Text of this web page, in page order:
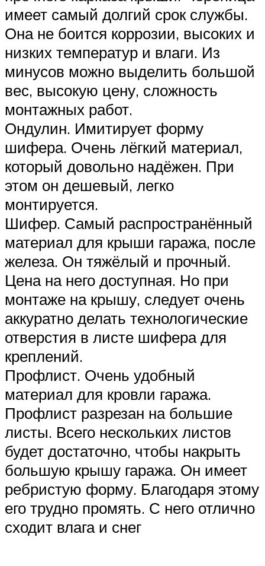
имеет самый долгий срок службы.
Она не боится коррозии, высоких и
низких температур и влаги. Из
минусов можно выделить большой
вес, высокую цену, сложность
монтажных работ.
Ондулин. Имитирует форму
шифера. Очень лёгкий материал,
который довольно надёжен. При
этом он дешевый, легко
монтируется.
Шифер. Самый распространённый
материал для крыши гаража, после
железа. Он тяжёлый и прочный.
Цена на него доступная. Но при
монтаже на крышу, следует очень
аккуратно делать технологические
отверстия в листе шифера для
креплений.
Профлист. Очень удобный
материал для кровли гаража.
Профлист разрезан на большие
листы. Всего нескольких листов
будет достаточно, чтобы накрыть
большую крышу гаража. Он имеет
ребристую форму. Благодаря этому
его трудно промять. С него отлично
сходит влага и снег